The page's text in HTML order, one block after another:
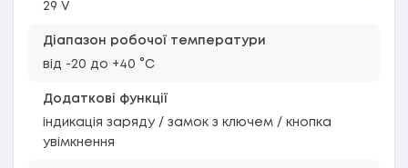
29 V
Діапазон робочої температури
від -20 до +40 °C
Додаткові функції
індикація заряду / замок з ключем / кнопка
увімкнення